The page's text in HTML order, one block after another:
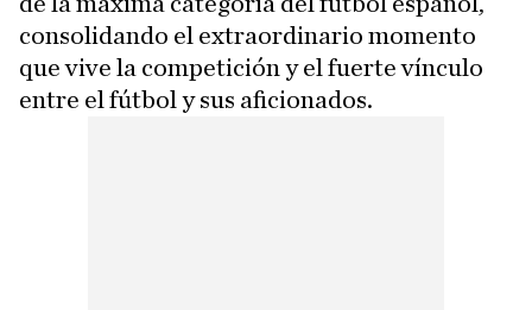
consolidando el extraordinario momento
que vive la competición y el fuerte vínculo
entre el fútbol y sus aficionados.